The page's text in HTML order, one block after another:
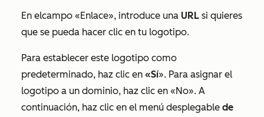
En elcampo «Enlace», introduce una URL si quieres
que se pueda hacer clic en tu logotipo.
Para establecer este logotipo como
predeterminado, haz clic en «Sí». Para asignar el
logotipo a un dominio, haz clic en «No». A
continuación, haz clic en el menú desplegable de